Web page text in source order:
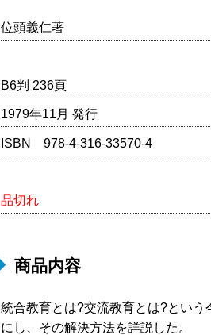
位頭義仁著
B6判 236頁
1979年11月 発行
ISBN 978-4-316-33570-4
品切れ
商品内容
統合教育とは?交流教育とは?とい
にし、その解決方法を詳説した。